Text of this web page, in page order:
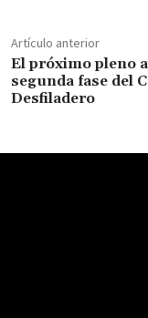
Artículo anterior
El próximo pleno
segunda fase del
Desfiladero